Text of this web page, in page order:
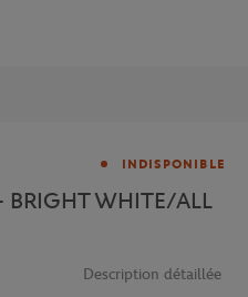
INDISPONIBLE
BRIGHT WHITE/ALL
Description détaillée